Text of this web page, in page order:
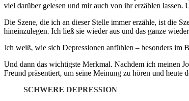
viel darüber gelesen und mir auch von ihr erzählen lassen.
Die Szene, die ich an dieser Stelle immer erzähle, ist die
hineinzulegen. Ich ließ sie wieder aus und das ganze
Ich weiß, wie sich Depressionen anfühlen – besonders im
Und dann das wichtigste Merkmal. Nachdem ich meinen
Freund präsentiert, um seine Meinung zu hören und heute
SCHWERE DEPRESSION